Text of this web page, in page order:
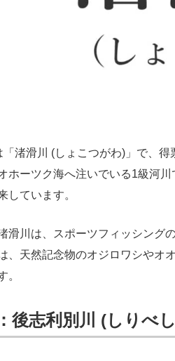
渚滑川 (しょこつがわ)」で、得
ホーツク海へ注いでいる1級河
しています。
滑川は、スポーツフィッシング
、天然記念物のオジロワシやオ
。
後志利別川 (しりべ